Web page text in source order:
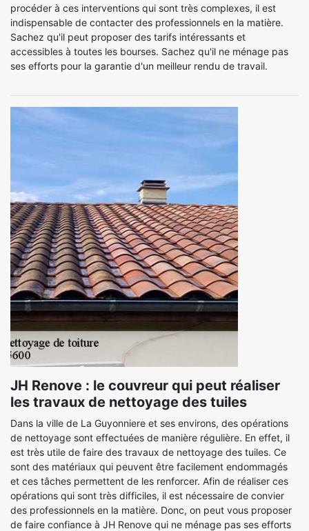
procéder à ces interventions qui sont très complexes, il est
indispensable de contacter des professionnels en la matière.
Sachez qu'il peut proposer des tarifs intéressants et
accessibles à toutes les bourses. Sachez qu'il ne ménage pas
ses efforts pour la garantie d'un meilleur rendu de travail.
JH Renove : le couvreur qui peut réaliser
les travaux de nettoyage des tuiles
Dans la ville de La Guyonniere et ses environs, des opérations
de nettoyage sont effectuées de manière régulière. En effet, il
est très utile de faire des travaux de nettoyage des tuiles. Ce
sont des matériaux qui peuvent être facilement endommagés
et ces tâches permettent de les renforcer. Afin de réaliser ces
opérations qui sont très difficiles, il est nécessaire de convier
des professionnels en la matière. Donc, on peut vous proposer
de faire confiance à JH Renove qui ne ménage pas ses efforts